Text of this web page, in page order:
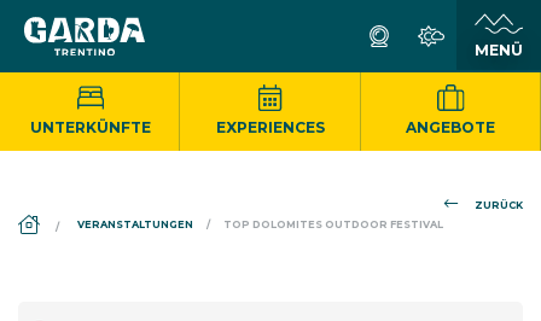
UNTERKÜNFTE EXPERIENCES ANGEBOTE
ZURÜCK
VERANSTALTUNGEN TOP DOLOMITES OUTDOOR FESTIVAL